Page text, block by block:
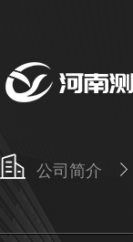
公司简介